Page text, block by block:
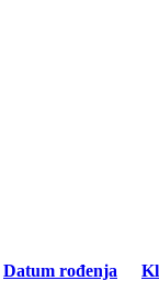
Datum rođenja